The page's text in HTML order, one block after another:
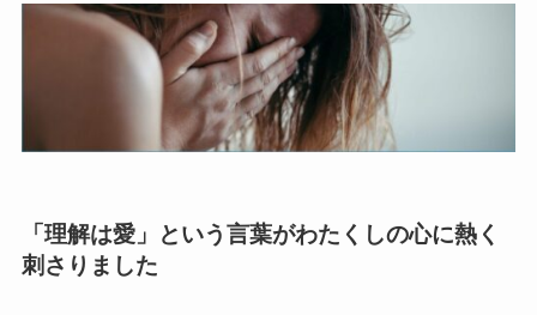
「理解は愛」という言葉がわたくしの心に熱く
刺さりました